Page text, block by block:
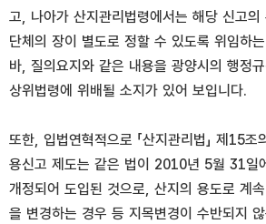
고, 나아가 산지관리법령에서는 해당 신고의
단체의 장이 별도로 정할 수 있도록 위임하
바, 질의요지와 같은 내용을 광양시의 행정
상위법령에 위배될 소지가 있어 보입니다.
또한, 입법연혁적으로 「산지관리법」 제15
용신고 제도는 같은 법이 2010년 5월 31일
개정되어 도입된 것으로, 산지의 용도로 계
을 변경하는 경우 등 지목변경이 수반되지